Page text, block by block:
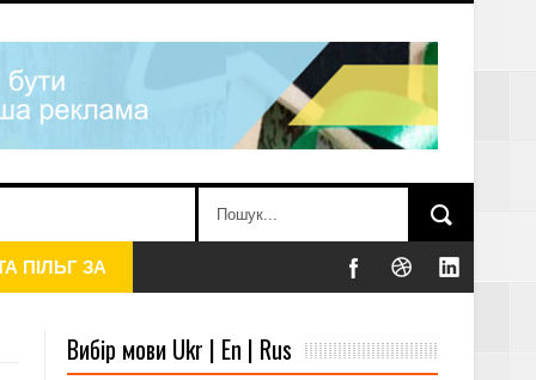
Вибір мови Ukr | En | Rus